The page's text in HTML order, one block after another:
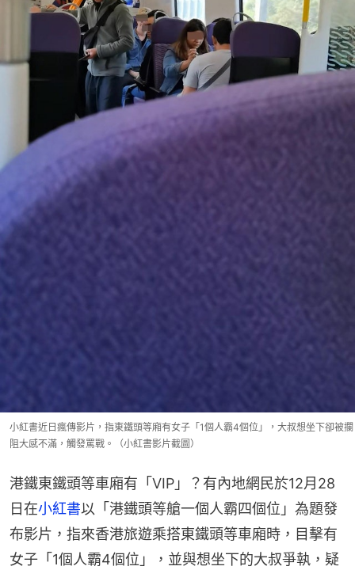
小紅書近日瘋傳影片，指東鐵頭等廂有女子「1個人霸4個位」，大叔想坐下卻被攔
阻大感不滿，觸發罵戰。（小紅書影片截圖）
港鐵東鐵頭等車廂有「VIP」？有內地網民於12月28
日在小紅書以「港鐵頭等艙一個人霸四個位」為題發
布影片，指來香港旅遊乘搭東鐵頭等車廂時，目擊有
女子「1個人霸4個位」，並與想坐下的大叔爭執，疑